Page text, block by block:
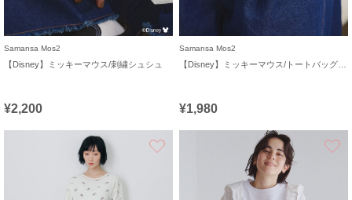
Samansa Mos2
【Disney】ミッキーマウス/刺繍シュシュ
¥2,200
Samansa Mos2
¥1,980